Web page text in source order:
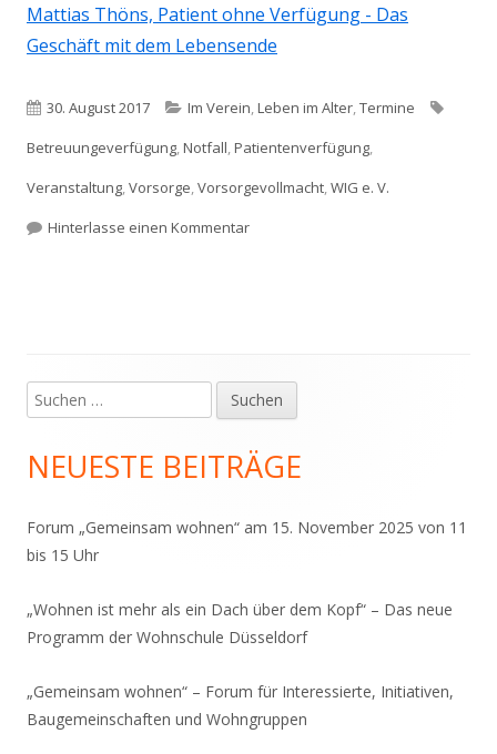
Mattias Thöns, Patient ohne Verfügung - Das
Geschäft mit dem Lebensende
Veröffentlicht
am
30. August 2017 Kategorien
Im Verein,Leben im Alter,Termine
Betreuungeverfügung,Notfall,Patientenverfügung,
Veranstaltung,Vorsorge,Vorsorgevollmacht,WIG e. V.
Hinterlasse einen Kommentarzu Ein interessanter Abend:
Haupt-
Seitenleiste
Suchen
nach:
NEUESTE BEITRÄGE
Forum „Gemeinsam wohnen“ am 15. November 2025 von 11
bis 15 Uhr
„Wohnen ist mehr als ein Dach über dem Kopf“ – Das neue
Programm der Wohnschule Düsseldorf
„Gemeinsam wohnen“ – Forum für Interessierte, Initiativen,
Baugemeinschaften und Wohngruppen